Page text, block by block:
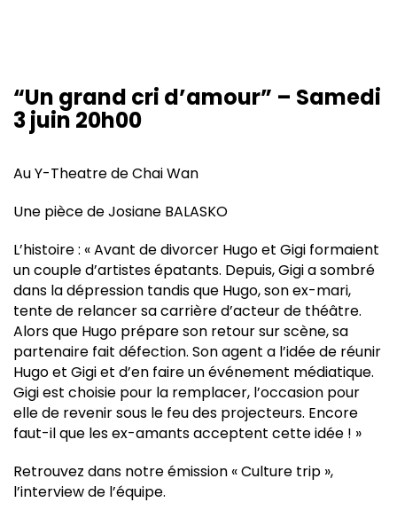
“Un grand cri d’amour” – Samedi
3 juin 20h00
Au Y-Theatre de Chai Wan
Une pièce de Josiane BALASKO
L’histoire : « Avant de divorcer Hugo et Gigi formaient
un couple d’artistes épatants. Depuis, Gigi a sombré
dans la dépression tandis que Hugo, son ex-mari,
tente de relancer sa carrière d’acteur de théâtre.
Alors que Hugo prépare son retour sur scène, sa
partenaire fait défection. Son agent a l’idée de réunir
Hugo et Gigi et d’en faire un événement médiatique.
Gigi est choisie pour la remplacer, l’occasion pour
elle de revenir sous le feu des projecteurs. Encore
faut-il que les ex-amants acceptent cette idée ! »
Retrouvez dans notre émission « Culture trip »,
l’interview de l’équipe.